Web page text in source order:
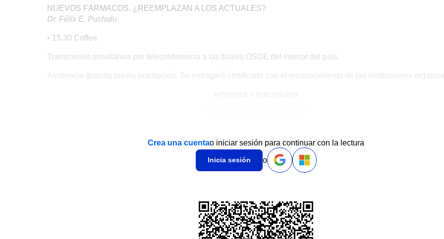
NUEVOS FÁRMACOS. ¿REEMPLAZAN A LOS ACTUALES?
Dr. Félix E. Puchulu
• 15.30 Coffee
Transmisión simultánea por teleconferencia a las filiales OSDE del interior del país.
Asistencia gratuita previa inscripción. Se entregará certificado con el reconocimiento de las instituciones
Crea una cuentao iniciar sesión para continuar con la lectura
Inicia sesión o